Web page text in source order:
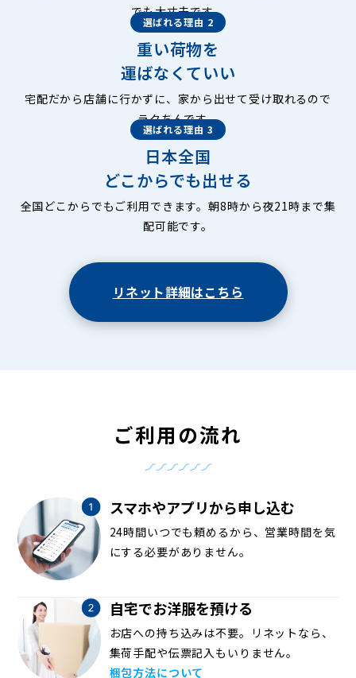
でも大丈夫です。
選ばれる理由 2
重い荷物を
運ばなくていい
宅配だから店舗に行かずに、家から出せて受け取れるので
ラクちんです。
選ばれる理由 3
日本全国
どこからでも出せる
全国どこからでもご利用できます。朝8時から夜21時まで集
配可能です。
リネット詳細はこちら
ご利用の流れ
スマホやアプリから申し込む
24時間いつでも頼めるから、営業時間を気
にする必要がありません。
自宅でお洋服を預ける
お店への持ち込みは不要。リネットなら、
集荷手配や伝票記入もいりません。
梱包方法について